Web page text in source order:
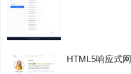
HTML5响应式